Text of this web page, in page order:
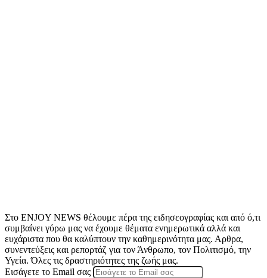
Στο ENJOY NEWS θέλουμε πέρα της ειδησεογραφίας και από ό,τι
συμβαίνει γύρω μας να έχουμε θέματα ενημερωτικά αλλά και
ευχάριστα που θα καλύπτουν την καθημερινότητα μας. Αρθρα,
συνεντεύξεις και ρεπορτάζ για τον Άνθρωπο, τον Πολιτισμό, την
Υγεία. Όλες τις δραστηριότητες της ζωής μας.
Εισάγετε το Email σας